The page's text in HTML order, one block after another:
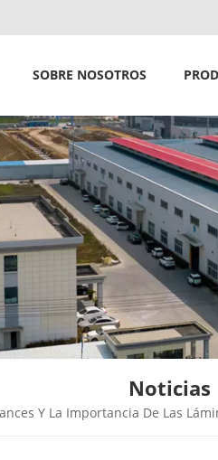
SOBRE NOSOTROS
Noticias
Y La Importancia De Las